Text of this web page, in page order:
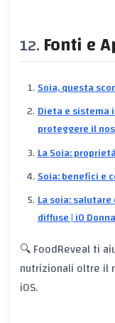
Fonti e
Soia, questa
Dieta e sistema
proteggere il
La Soia:
Soia: benefici e
La soia:
diffuse | iO Donna
🔍 FoodReveal ti
nutrizionali oltre il
iOS.